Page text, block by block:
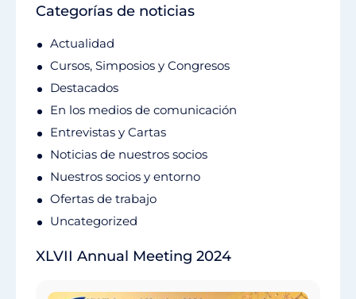
Categorías de noticias
Actualidad
Cursos, Simposios y Congresos
Destacados
En los medios de comunicación
Entrevistas y Cartas
Noticias de nuestros socios
Nuestros socios y entorno
Ofertas de trabajo
Uncategorized
XLVII Annual Meeting 2024